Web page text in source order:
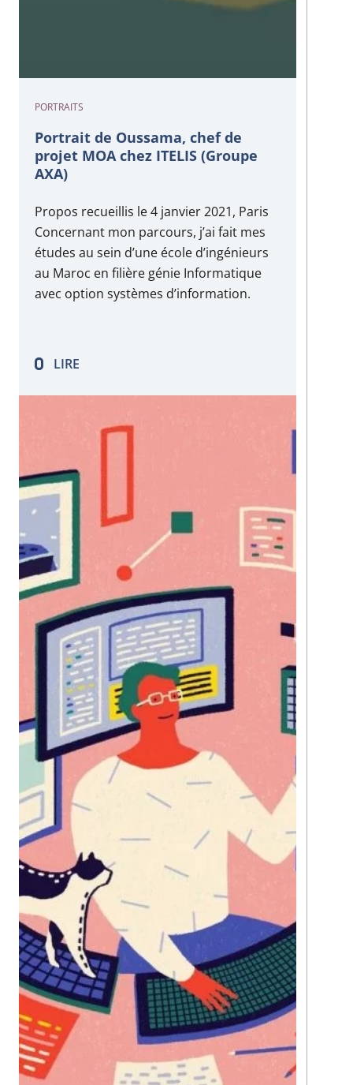
PORTRAITS
Portrait de Oussama, chef de
projet MOA chez ITELIS (Groupe
AXA)
Propos recueillis le 4 janvier 2021, Paris
Concernant mon parcours, j’ai fait mes
études au sein d’une école d’ingénieurs
au Maroc en filière génie Informatique
avec option systèmes d’information.
mes créations (sites & autre applis)
prendre vie ! …
LIRE